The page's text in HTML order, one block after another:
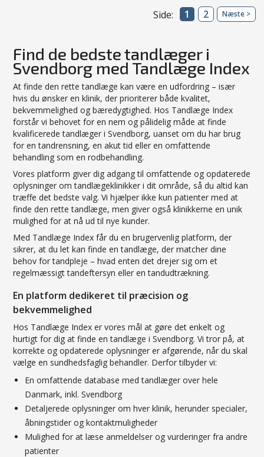
Side: 1 2 Næste >
Find de bedste tandlæger i
Svendborg med Tandlæge Index
At finde den rette tandlæge kan være en udfordring – især
hvis du ønsker en klinik, der prioriterer både kvalitet,
bekvemmelighed og bæredygtighed. Hos Tandlæge Index
forstår vi behovet for en nem og pålidelig måde at finde
kvalificerede tandlæger i Svendborg, uanset om du har brug
for en tandrensning, en akut tid eller en omfattende
behandling som en rodbehandling.
Vores platform giver dig adgang til omfattende og opdaterede
oplysninger om tandlægeklinikker i dit område, så du altid kan
træffe det bedste valg. Vi hjælper ikke kun patienter med at
finde den rette tandlæge, men giver også klinikkerne en unik
mulighed for at nå ud til nye kunder.
Med Tandlæge Index får du en brugervenlig platform, der
sikrer, at du let kan finde en tandlæge, der matcher dine
behov for tandpleje – hvad enten det drejer sig om et
regelmæssigt tandeftersyn eller en tandudtrækning.
En platform dedikeret til præcision og
bekvemmelighed
Hos Tandlæge Index er vores mål at gøre det enkelt og
hurtigt for dig at finde en tandlæge i Svendborg. Vi tror på, at
korrekte og opdaterede oplysninger er afgørende, når du skal
vælge en sundhedsfaglig behandler. Derfor tilbyder vi:
En omfattende database med tandlæger over hele
Danmark, inkl. Svendborg
Detaljerede oplysninger om hver klinik, herunder specialer,
åbningstider og kontaktmuligheder
Mulighed for at læse anmeldelser og vurderinger fra andre
patienter